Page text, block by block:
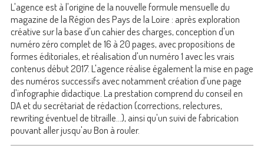
L'agence est à l'origine de la nouvelle formule mensuelle du
magazine de la Région des Pays de la Loire : après exploration
créative sur la base d'un cahier des charges, conception d'un
numéro zéro complet de 16 à 20 pages, avec propositions de
formes éditoriales, et réalisation d'un numéro 1 avec les vrais
contenus début 2017. L'agence réalise également la mise en page
des numéros successifs avec notamment création d'une page
d'infographie didactique. La prestation comprend du conseil en
DA et du secrétariat de rédaction (corrections, relectures,
rewriting éventuel de titraille...), ainsi qu'un suivi de fabrication
pouvant aller jusqu'au Bon à rouler.